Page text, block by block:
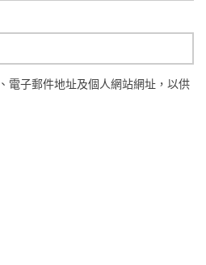
電子郵件地址及個人網站網址，以供